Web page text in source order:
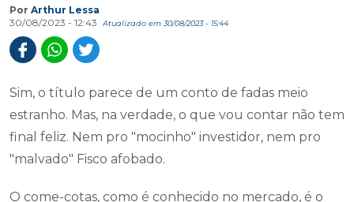
Por Arthur Lessa
30/08/2023 - 12:43
Atualizado em 30/08/2023 - 15:44
Sim, o título parece de um conto de fadas meio
estranho. Mas, na verdade, o que vou contar não tem
final feliz. Nem pro "mocinho" investidor, nem pro
"malvado" Fisco afobado.
O come-cotas, como é conhecido no mercado, é o